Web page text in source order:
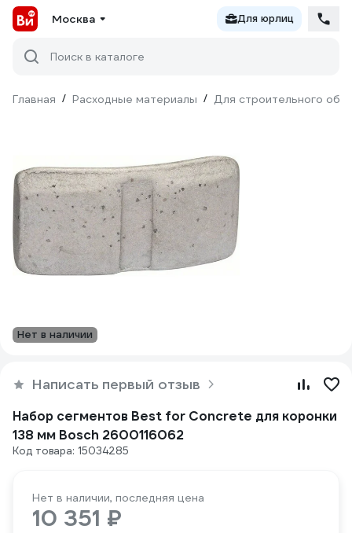
Москва Для юрлиц
Поиск в каталоге
Главная / Расходные материалы / Для строительного
Нет в наличии
Написать первый отзыв
Набор сегментов Best for Concrete для коронки
138 мм Bosch 2600116062
Код товара: 15034285
Нет в наличии, последняя цена
10 351 ₽